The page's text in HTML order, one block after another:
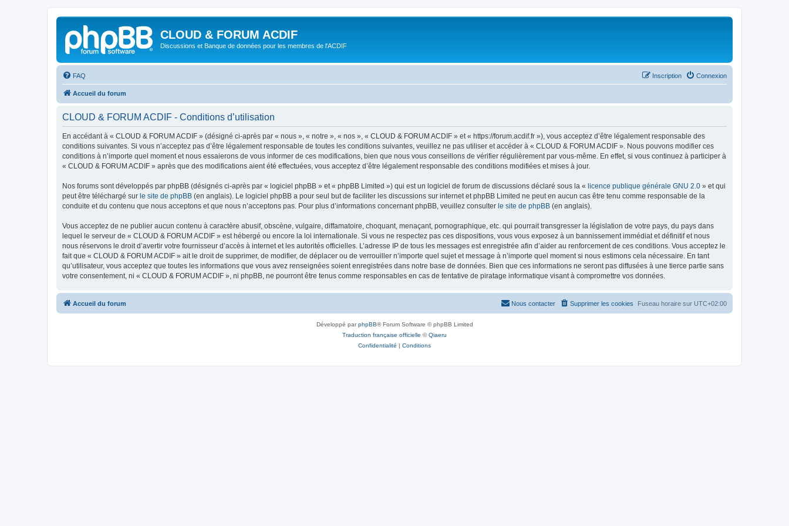
CLOUD & FORUM ACDIF
Discussions et Banque de données pour les membres de l'ACDIF
FAQ Connexion
Inscription
Accueil du forum
CLOUD & FORUM ACDIF - Conditions d’utilisation
En accédant à « CLOUD & FORUM ACDIF » (désigné ci-après par « nous », « notre », « nos », « CLOUD & FORUM ACDIF » et « https://forum.acdif.fr »), vous acceptez d’être légalement responsable des
conditions suivantes. Si vous n’acceptez pas d’être légalement responsable de toutes les conditions suivantes, veuillez ne pas utiliser et accéder à « CLOUD & FORUM ACDIF ». Nous pouvons modifier ces
conditions à n’importe quel moment et nous essaierons de vous informer de ces modifications, bien que nous vous conseillons de vérifier régulièrement par vous-même. En effet, si vous continuez à participer à
« CLOUD & FORUM ACDIF » après que des modifications aient été effectuées, vous acceptez d’être légalement responsable des conditions modifiées et mises à jour.
Nos forums sont développés par phpBB (désignés ci-après par « logiciel phpBB » et « phpBB Limited ») qui est un logiciel de forum de discussions déclaré sous la « licence publique générale GNU 2.0 » et qui
peut être téléchargé sur le site de phpBB (en anglais). Le logiciel phpBB a pour seul but de faciliter les discussions sur internet et phpBB Limited ne peut en aucun cas être tenu comme responsable de la
conduite et du contenu que nous acceptons et que nous n’acceptons pas. Pour plus d’informations concernant phpBB, veuillez consulter le site de phpBB (en anglais).
Vous acceptez de ne publier aucun contenu à caractère abusif, obscène, vulgaire, diffamatoire, choquant, menaçant, pornographique, etc. qui pourrait transgresser la législation de votre pays, du pays dans
lequel le serveur de « CLOUD & FORUM ACDIF » est hébergé ou encore la loi internationale. Si vous ne respectez pas ces dispositions, vous vous exposez à un bannissement immédiat et définitif et nous
nous réservons le droit d’avertir votre fournisseur d’accès à internet et les autorités officielles. L’adresse IP de tous les messages est enregistrée afin d’aider au renforcement de ces conditions. Vous acceptez le
fait que « CLOUD & FORUM ACDIF » ait le droit de supprimer, de modifier, de déplacer ou de verrouiller n’importe quel sujet et message à n’importe quel moment si nous estimons cela nécessaire. En tant
qu’utilisateur, vous acceptez que toutes les informations que vous avez renseignées soient enregistrées dans notre base de données. Bien que ces informations ne seront pas diffusées à une tierce partie sans
votre consentement, ni « CLOUD & FORUM ACDIF », ni phpBB, ne pourront être tenus comme responsables en cas de tentative de piratage informatique visant à compromettre vos données.
Accueil du forum Fuseau horaire sur UTC+02:00
Supprimer les cookies
Nous contacter
Développé parphpBB® Forum Software © phpBB Limited
Traduction française officielle ©Qiaeru
Confidentialité | Conditions